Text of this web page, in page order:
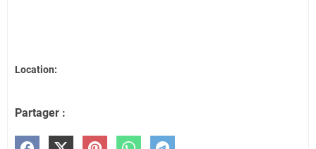
Location:
Partager :